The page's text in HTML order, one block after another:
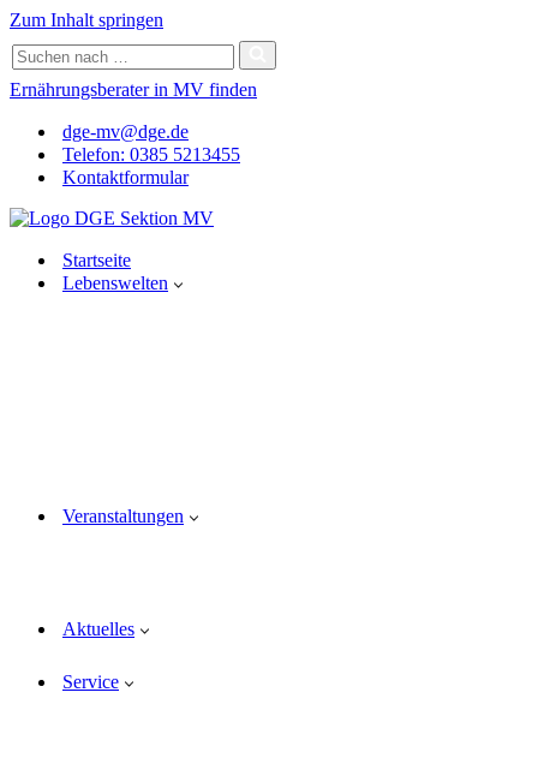
Bitte
beachten
Sie:
Diese
Website
Barrierefreiheitssystem.
Zum Inhalt springen
Suchen
nach …
Ernährungsberater in MV finden
dge-mv@dge.de
Telefon: 0385 5213455
Kontaktformular
Startseite
Lebenswelten
Veranstaltungen
Aktuelles
Service